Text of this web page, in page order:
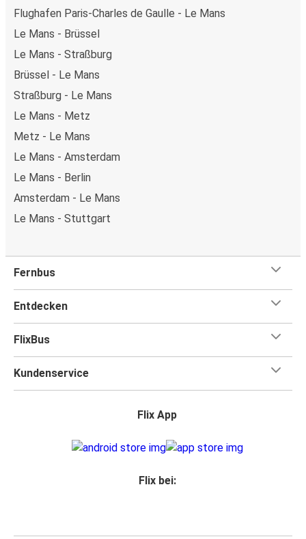
Flughafen Paris-Charles de Gaulle - Le Mans
Le Mans - Brüssel
Le Mans - Straßburg
Brüssel - Le Mans
Straßburg - Le Mans
Le Mans - Metz
Metz - Le Mans
Le Mans - Amsterdam
Le Mans - Berlin
Amsterdam - Le Mans
Le Mans - Stuttgart
Fernbus
Entdecken
FlixBus
Kundenservice
Flix App
Flix bei: